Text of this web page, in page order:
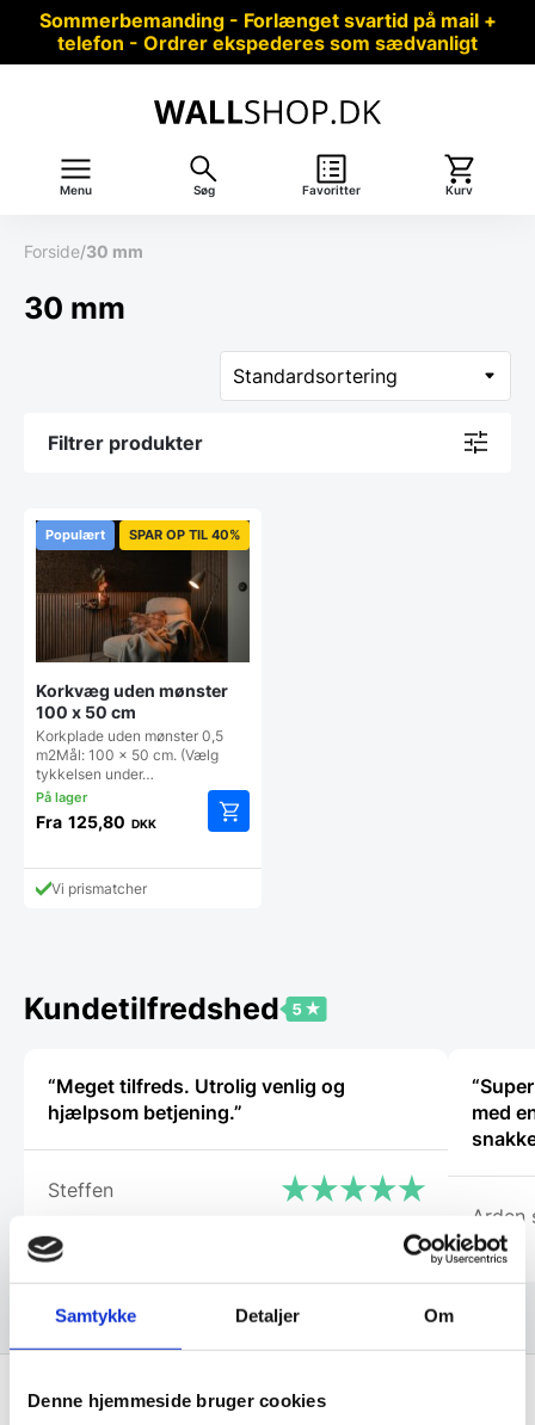
Samtykke Detaljer Om
Denne hjemmeside bruger cookies
Sommerbemanding - Forlænget svartid på mail +
telefon - Ordrer ekspederes som sædvanligt
Menu Søg Favoritter Kurv
Forside/30 mm
30 mm
Filtrer produkter
Populært SPAR OP TIL 40%
Korkvæg uden mønster
100 x 50 cm
Korkplade uden mønster 0,5
m2Mål: 100 x 50 cm. (Vælg
tykkelsen under…
Fra 125,80 DKK
vare
vælges
på
Vi prismatcher
Kundetilfredshed
“Meget tilfreds. Utrolig venlig og
hjælpsom betjening.”
Steffen
med
Arden